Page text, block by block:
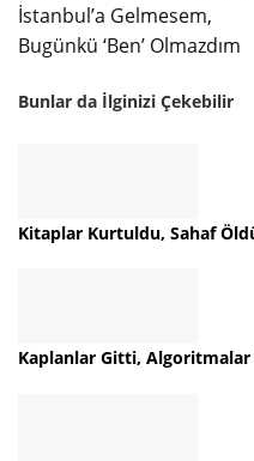
İstanbul’a Gelmesem,
Bugünkü ‘Ben’ Olmazdım
Bunlar da İlginizi Çekebilir
Kitaplar Kurtuldu, Sahaf
Kaplanlar Gitti, Algoritmalar